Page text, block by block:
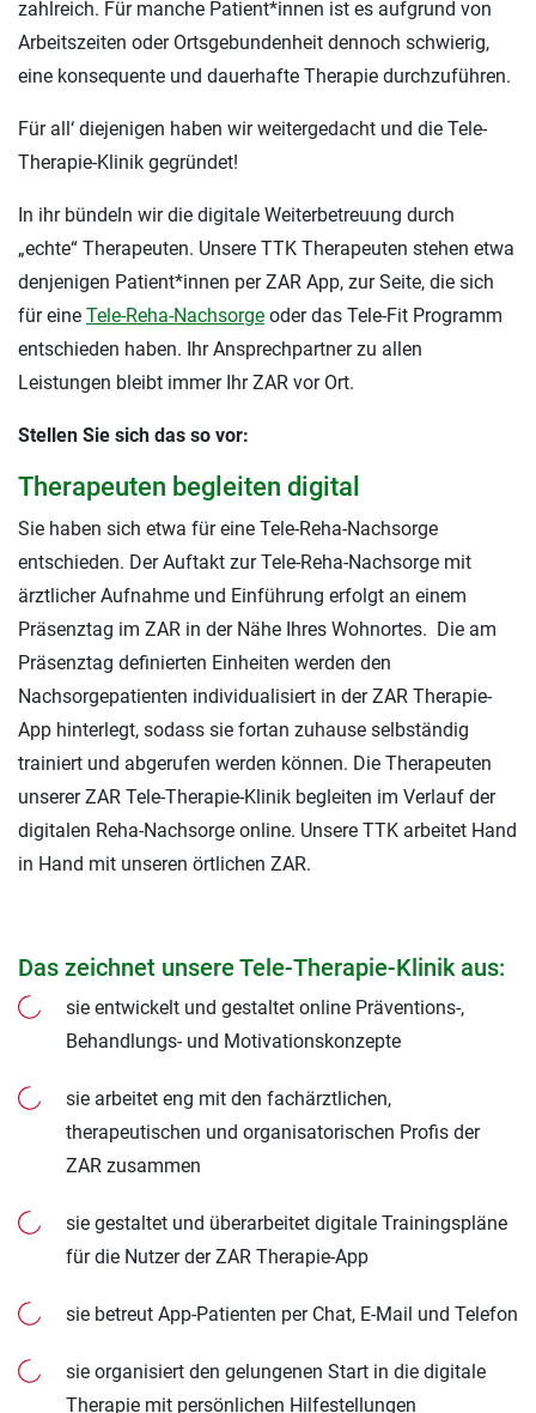
zahlreich. Für manche Patient*innen ist es aufgrund von
Arbeitszeiten oder Ortsgebundenheit dennoch schwierig,
eine konsequente und dauerhafte Therapie durchzuführen.
Für all‘ diejenigen haben wir weitergedacht und die Tele-
Therapie-Klinik gegründet!
In ihr bündeln wir die digitale Weiterbetreuung durch
„echte“ Therapeuten. Unsere TTK Therapeuten stehen etwa
denjenigen Patient*innen per ZAR App, zur Seite, die sich
für eine Tele-Reha-Nachsorge oder das Tele-Fit Programm
entschieden haben. Ihr Ansprechpartner zu allen
Leistungen bleibt immer Ihr ZAR vor Ort.
Stellen Sie sich das so vor:
Therapeuten begleiten digital
Sie haben sich etwa für eine Tele-Reha-Nachsorge
entschieden. Der Auftakt zur Tele-Reha-Nachsorge mit
ärztlicher Aufnahme und Einführung erfolgt an einem
Präsenztag im ZAR in der Nähe Ihres Wohnortes. Die am
Präsenztag definierten Einheiten werden den
Nachsorgepatienten individualisiert in der ZAR Therapie-
App hinterlegt, sodass sie fortan zuhause selbständig
trainiert und abgerufen werden können. Die Therapeuten
unserer ZAR Tele-Therapie-Klinik begleiten im Verlauf der
digitalen Reha-Nachsorge online. Unsere TTK arbeitet Hand
in Hand mit unseren örtlichen ZAR.
Das zeichnet unsere Tele-Therapie-Klinik aus:
sie entwickelt und gestaltet online Präventions-,
Behandlungs- und Motivationskonzepte
sie arbeitet eng mit den fachärztlichen,
therapeutischen und organisatorischen Profis der
ZAR zusammen
sie gestaltet und überarbeitet digitale Trainingspläne
für die Nutzer der ZAR Therapie-App
sie betreut App-Patienten per Chat, E-Mail und Telefon
sie organisiert den gelungenen Start in die digitale
Therapie mit persönlichen Hilfestellungen